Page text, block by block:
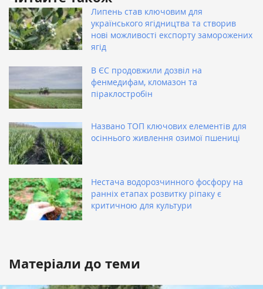
Липень став ключовим для
українського ягідництва та створив
нові можливості експорту заморожених
ягід
В ЄС продовжили дозвіл на
фенмедифам, кломазон та
піраклостробін
Названо ТОП ключових елементів для
осіннього живлення озимої пшениці
Нестача водорозчинного фосфору на
ранніх етапах розвитку ріпаку є
критичною для культури
Матеріали до теми